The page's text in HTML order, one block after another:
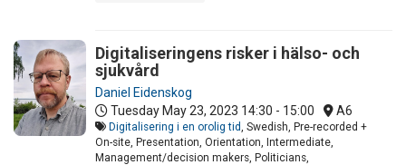
Digitaliseringens risker i hälso- och
sjukvård
Daniel Eidenskog
Tuesday May 23, 2023 14:30 - 15:00 A6
Digitalisering i en orolig tid , Swedish, Pre-recorded +
On-site, Presentation, Orientation, Intermediate,
Management/decision makers, Politicians,